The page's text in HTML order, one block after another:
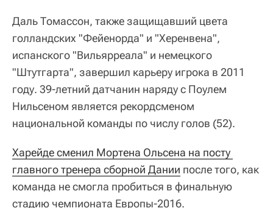
Даль Томассон, также защищавший цвета
голландских "Фейенорда" и "Херенвена",
испанского "Вильярреала" и немецкого
"Штутгарта", завершил карьеру игрока в 2011
году. 39-летний датчанин наряду с Поулем
Нильсеном является рекордсменом
национальной команды по числу голов (52).
Харейде сменил Мортена Ольсена на посту
главного тренера сборной Дании после того, как
команда не смогла пробиться в финальную
стадию чемпионата Европы-2016.